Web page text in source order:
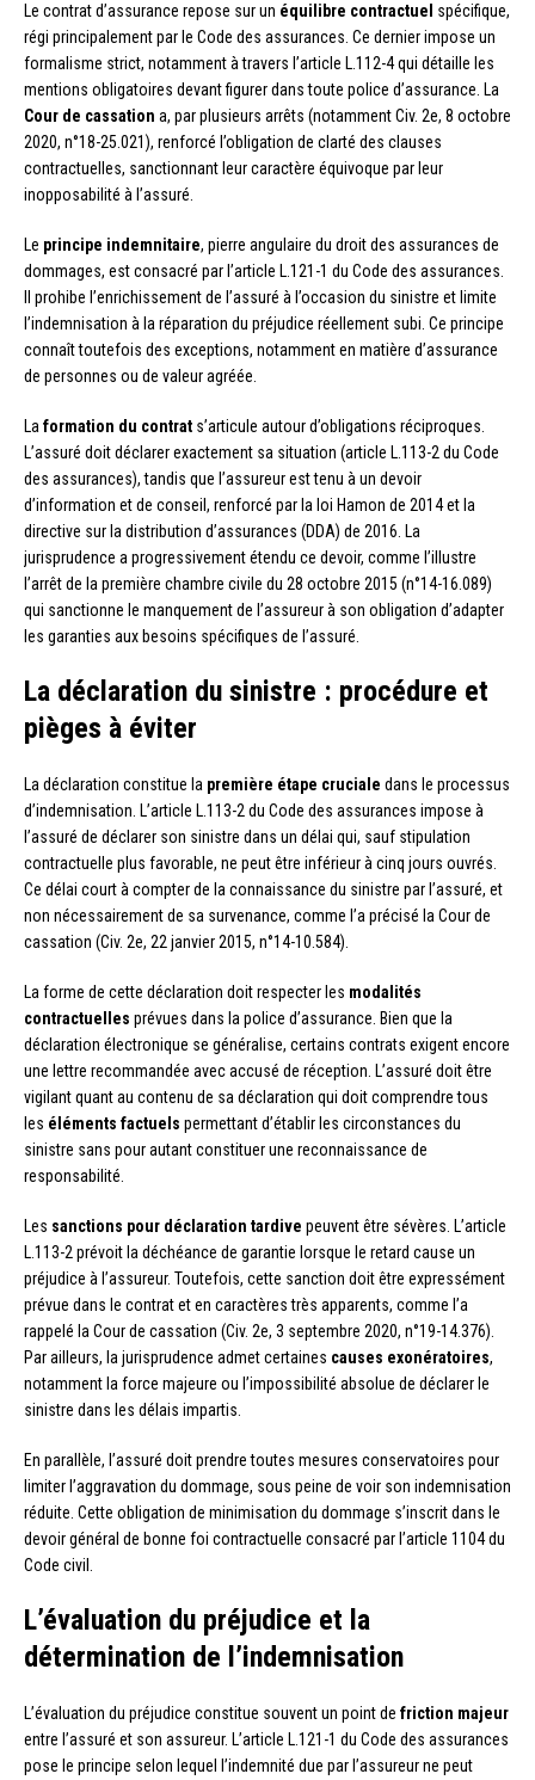
Le contrat d’assurance repose sur un équilibre contractuel spécifique,
régi principalement par le Code des assurances. Ce dernier impose un
formalisme strict, notamment à travers l’article L.112-4 qui détaille les
mentions obligatoires devant figurer dans toute police d’assurance. La
Cour de cassation a, par plusieurs arrêts (notamment Civ. 2e, 8 octobre
2020, n°18-25.021), renforcé l’obligation de clarté des clauses
contractuelles, sanctionnant leur caractère équivoque par leur
inopposabilité à l’assuré.
Le principe indemnitaire, pierre angulaire du droit des assurances de
dommages, est consacré par l’article L.121-1 du Code des assurances.
Il prohibe l’enrichissement de l’assuré à l’occasion du sinistre et limite
l’indemnisation à la réparation du préjudice réellement subi. Ce principe
connaît toutefois des exceptions, notamment en matière d’assurance
de personnes ou de valeur agréée.
Laformation du contrat s’articule autour d’obligations réciproques.
L’assuré doit déclarer exactement sa situation (article L.113-2 du Code
des assurances), tandis que l’assureur est tenu à un devoir
d’information et de conseil, renforcé par la loi Hamon de 2014 et la
directive sur la distribution d’assurances (DDA) de 2016. La
jurisprudence a progressivement étendu ce devoir, comme l’illustre
l’arrêt de la première chambre civile du 28 octobre 2015 (n°14-16.089)
qui sanctionne le manquement de l’assureur à son obligation d’adapter
les garanties aux besoins spécifiques de l’assuré.
La déclaration du sinistre : procédure et
pièges à éviter
La déclaration constitue la première étape cruciale dans le processus
d’indemnisation. L’article L.113-2 du Code des assurances impose à
l’assuré de déclarer son sinistre dans un délai qui, sauf stipulation
contractuelle plus favorable, ne peut être inférieur à cinq jours ouvrés.
Ce délai court à compter de la connaissance du sinistre par l’assuré, et
non nécessairement de sa survenance, comme l’a précisé la Cour de
cassation (Civ. 2e, 22 janvier 2015, n°14-10.584).
La forme de cette déclaration doit respecter les modalités
contractuelles prévues dans la police d’assurance. Bien que la
déclaration électronique se généralise, certains contrats exigent encore
une lettre recommandée avec accusé de réception. L’assuré doit être
vigilant quant au contenu de sa déclaration qui doit comprendre tous
les éléments factuels permettant d’établir les circonstances du
sinistre sans pour autant constituer une reconnaissance de
responsabilité.
Les sanctions pour déclaration tardive peuvent être sévères. L’article
L.113-2 prévoit la déchéance de garantie lorsque le retard cause un
préjudice à l’assureur. Toutefois, cette sanction doit être expressément
prévue dans le contrat et en caractères très apparents, comme l’a
rappelé la Cour de cassation (Civ. 2e, 3 septembre 2020, n°19-14.376).
Par ailleurs, la jurisprudence admet certaines causes exonératoires,
notamment la force majeure ou l’impossibilité absolue de déclarer le
sinistre dans les délais impartis.
En parallèle, l’assuré doit prendre toutes mesures conservatoires pour
limiter l’aggravation du dommage, sous peine de voir son indemnisation
réduite. Cette obligation de minimisation du dommage s’inscrit dans le
devoir général de bonne foi contractuelle consacré par l’article 1104 du
Code civil.
L’évaluation du préjudice et la
détermination de l’indemnisation
L’évaluation du préjudice constitue souvent un point de friction majeur
entre l’assuré et son assureur. L’article L.121-1 du Code des assurances
pose le principe selon lequel l’indemnité due par l’assureur ne peut